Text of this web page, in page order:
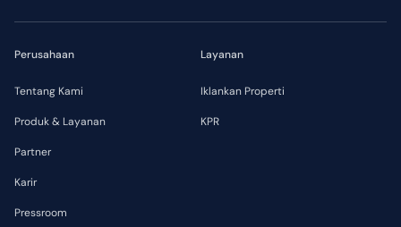
Perusahaan
Tentang Kami
Produk & Layanan
Partner
Karir
Pressroom
Layanan
Iklankan Properti
KPR